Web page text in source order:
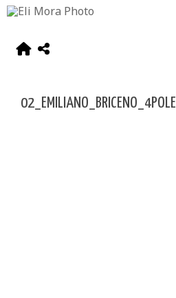
02_EMILIANO_BRICENO_4POLE